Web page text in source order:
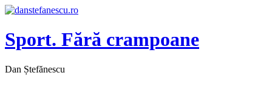
Sport. Fără crampoane
Dan Ștefănescu